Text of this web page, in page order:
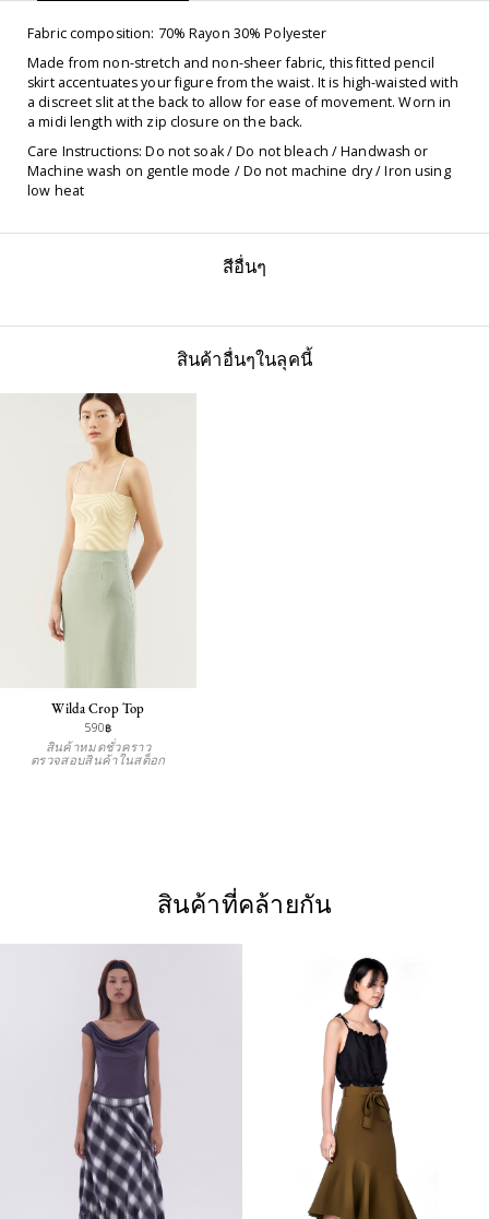
Fabric composition: 70% Rayon 30% Polyester
Made from non-stretch and non-sheer fabric, this fitted pencil
skirt accentuates your figure from the waist. It is high-waisted with
a discreet slit at the back to allow for ease of movement. Worn in
a midi length with zip closure on the back.
Care Instructions: Do not soak / Do not bleach / Handwash or
Machine wash on gentle mode / Do not machine dry / Iron using
low heat
สีอื่นๆ
สินค้าอื่นๆในลุคนี้
Wilda Crop Top
590฿
สินค้าหมดชั่วคราว
ตรวจสอบสินค้าในสต็อก
สินค้าที่คล้ายกัน